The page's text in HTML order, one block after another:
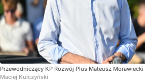
Przewodniczący KP Rozwój Plus Mateusz
Maciej Kulczyński